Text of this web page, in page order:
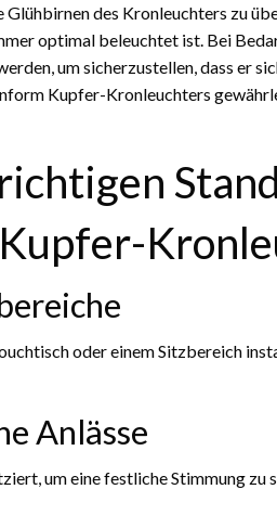
des Kronleuchters zu
optimal beleuchtet ist. Bei
um sicherzustellen, dass er
Kupfer-Kronleuchters
oder einem Sitzbereich
Anlässe
um eine festliche Stimmung zu